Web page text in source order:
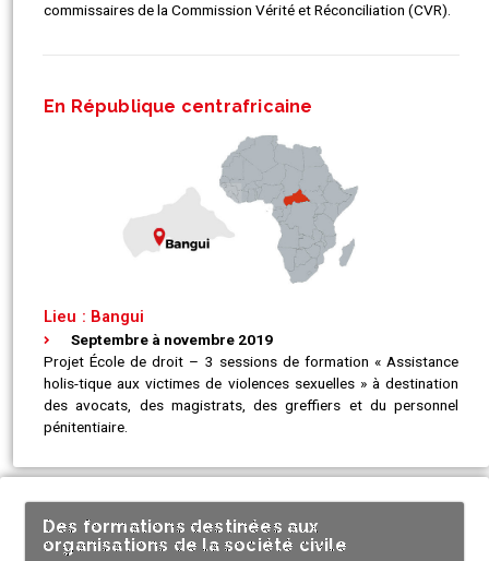
commissaires de la Commission Vérité et Réconciliation (CVR).
En République centrafricaine
Lieu : Bangui
Septembre à novembre 2019
Projet École de droit – 3 sessions de formation « Assistance
holis-tique aux victimes de violences sexuelles » à destination
des avocats, des magistrats, des greffiers et du personnel
pénitentiaire.
Des formations destinées aux
organisations de la société civile